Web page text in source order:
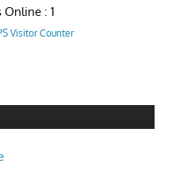
: 1
Visitor Counter